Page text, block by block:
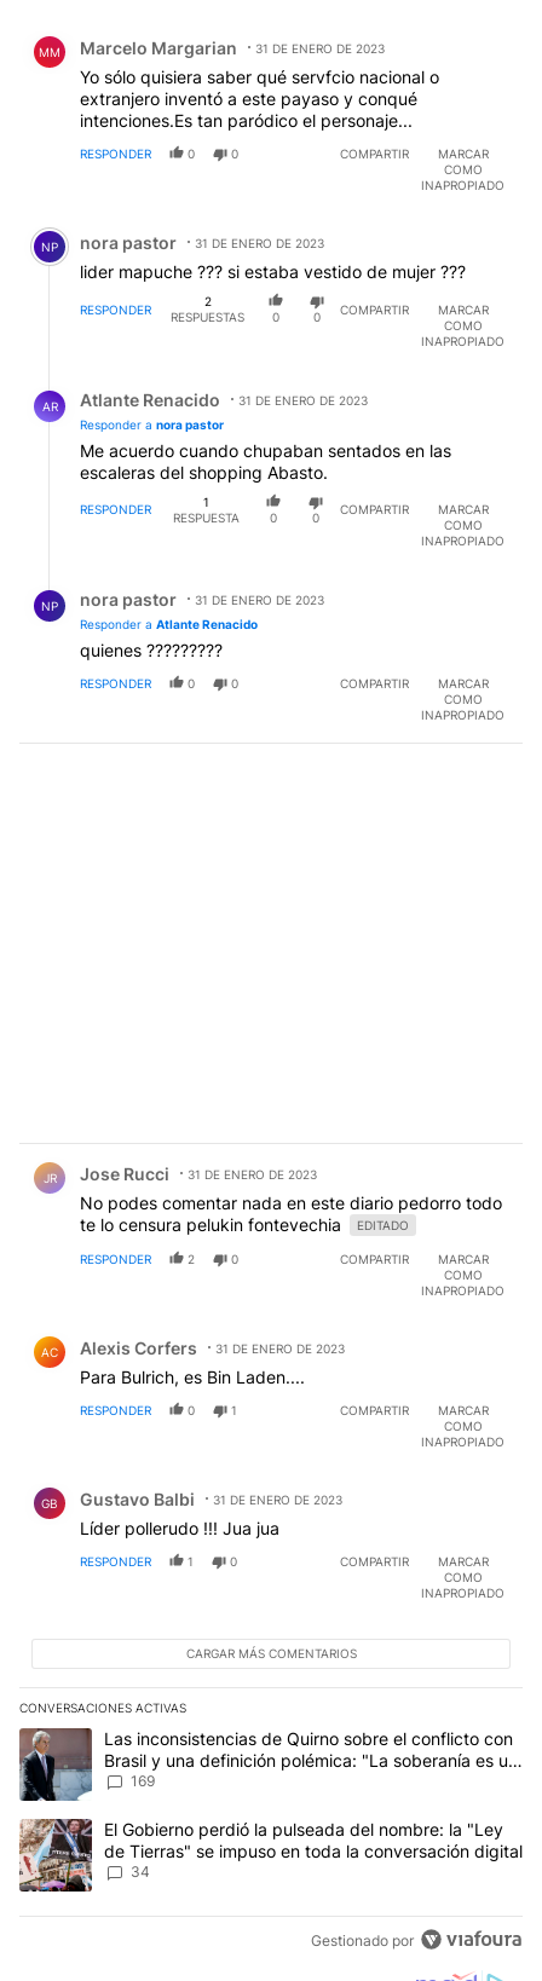
MM Marcelo Margarian 31 DE ENERO DE 2023
Yo sólo quisiera saber qué servfcio nacional o
extranjero inventó a este payaso y conqué
intenciones.Es tan paródico el personaje...
RESPONDER 0 0 COMPARTIR
MARCAR
COMO
INAPROPIADO
Comentario de nora pastor.
NP nora pastor 31 DE ENERO DE 2023
lider mapuche ??? si estaba vestido de mujer ???
RESPONDER
2
RESPUESTAS
0 0
COMPARTIR
MARCAR
COMO
INAPROPIADO
AR Atlante Renacido
31 DE ENERO DE 2023
Responder a nora pastor
Me acuerdo cuando chupaban sentados en las
escaleras del shopping Abasto.
RESPONDER
1
RESPUESTA
0 0
COMPARTIR
MARCAR
COMO
INAPROPIADO
NP nora pastor
31 DE ENERO DE 2023
Responder a Atlante Renacido
quienes ?????????
RESPONDER 0 0 COMPARTIR
MARCAR
COMO
INAPROPIADO
JR Jose Rucci 31 DE ENERO DE 2023
No podes comentar nada en este diario pedorro todo
te lo censura pelukin fontevechia
EDITADO
RESPONDER 2 0 COMPARTIR
MARCAR
COMO
INAPROPIADO
AC Alexis Corfers 31 DE ENERO DE 2023
Para Bulrich, es Bin Laden....
RESPONDER 0 1 COMPARTIR
MARCAR
COMO
INAPROPIADO
GB Gustavo Balbi 31 DE ENERO DE 2023
Líder pollerudo !!! Jua jua
RESPONDER 1 0 COMPARTIR
MARCAR
COMO
INAPROPIADO
CARGAR MÁS COMENTARIOS
CONVERSACIONES ACTIVAS
Este listado muestra los artículos con más comentarios en los
Un artículo de tendencia con el título "Las inconsistencias de
Las inconsistencias de Quirno sobre el conflicto con
Brasil y una definición polémica: "La soberanía es un
concepto antiguo"
169
Un artículo de tendencia con el título "El Gobierno perdió la
El Gobierno perdió la pulseada del nombre: la "Ley
de Tierras" se impuso en toda la conversación digital
34
Gestionado por